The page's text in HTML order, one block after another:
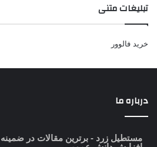
تبلیغات متنی
خرید فالوور
درباره ما
مستطیل زرد - برترین مقالات در